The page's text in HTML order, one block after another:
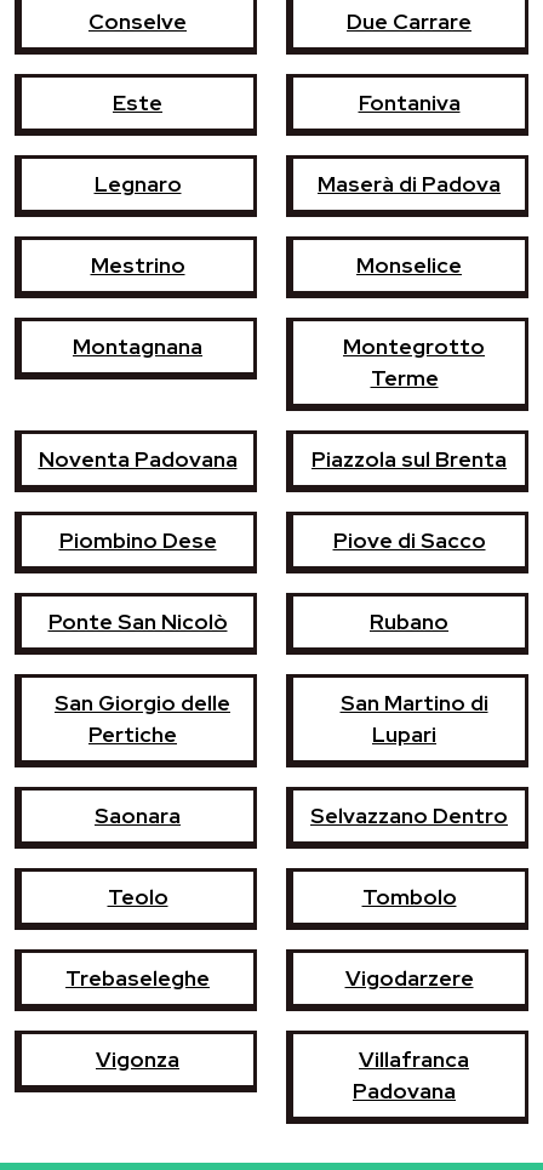
Conselve Due Carrare
Este Fontaniva
Legnaro Maserà di Padova
Mestrino Monselice
Montagnana
Montegrotto
Terme
Noventa Padovana Piazzola sul Brenta
Piombino Dese Piove di Sacco
Ponte San Nicolò Rubano
San Giorgio delle
Pertiche
San Martino di
Lupari
Saonara Selvazzano Dentro
Teolo Tombolo
Trebaseleghe Vigodarzere
Vigonza
Villafranca
Padovana